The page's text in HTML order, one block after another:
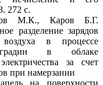
272 с.
М.К., Каров Б.Г.
разделение зарядов
в процессе
градин в облаке
за счет
при намерзании
на поверхности